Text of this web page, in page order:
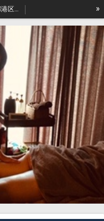
料金表・東京都港区－本格派出張アロマオイルマッサージはセジュールへ »